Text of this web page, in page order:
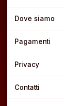
Dove siamo
Pagamenti
Privacy
Contatti